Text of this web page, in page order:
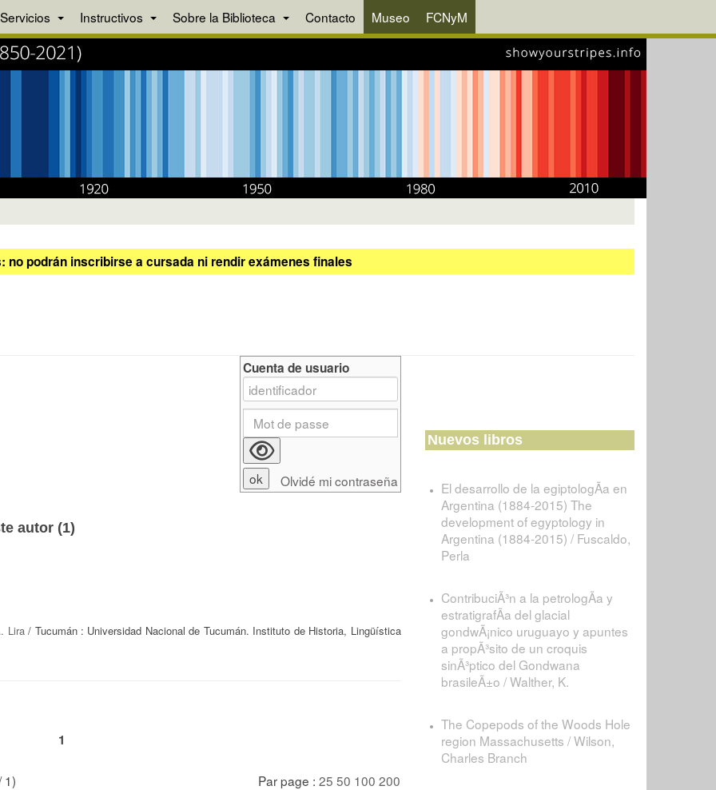
Servicios Instructivos Sobre la Biblioteca Contacto Museo FCNyM
podrán inscribirse a cursada ni rendir exámenes finales
autor (1)
Lira/ Tucumán : Universidad Nacional de Tucumán. Instituto de Historia, Lingüística
1
1) Par page : 25 50 100 200
Cuenta de usuario
Olvidé mi contraseña
Nuevos libros
El desarrollo de la egiptologÃ­a en
Argentina (1884-2015) The
development of egyptology in
Argentina (1884-2015) / Fuscaldo,
Perla
ContribuciÃ³n a la petrologÃ­a y
estratigrafÃ­a del glacial
gondwÃ¡nico uruguayo y apuntes
a propÃ³sito de un croquis
sinÃ³ptico del Gondwana
brasileÃ±o / Walther, K.
The Copepods of the Woods Hole
region Massachusetts / Wilson,
Charles Branch